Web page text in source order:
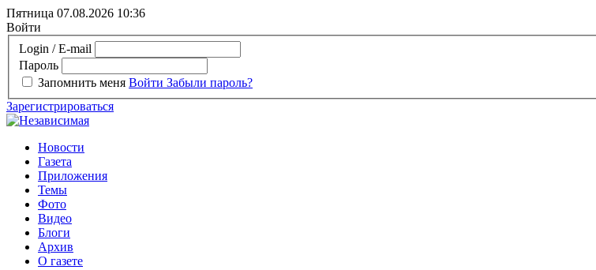
Пятница 07.08.2026 10:36
Войти
Login / E-mail
Пароль
Запомнить меня Войти Забыли пароль?
Зарегистрироваться
Новости
Газета
Приложения
Темы
Фото
Видео
Блоги
Архив
О газете